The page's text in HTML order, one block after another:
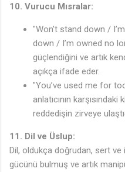
10. Vurucu Mısralar:
"Won’t stand down /
down / I’m owned no
güçlendiğini ve artık
açıkça ifade eder.
"You’ve used me for
anlatıcının
reddedişin zirveye
11. Dil ve Üslup:
Dil, oldukça doğrudan, sert ve
gücünü bulmuş ve artık